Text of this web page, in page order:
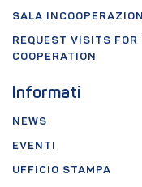
SALA
REQUEST VISITS
COOPERATION
Informati
NEWS
EVENTI
UFFICIO STAMPA